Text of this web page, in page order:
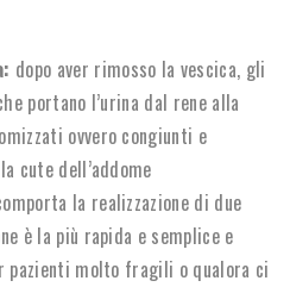
dopo aver rimosso la vescica, gli
portano l’urina dal rene alla
ovvero congiunti e
cute dell’addome
la realizzazione di due
è la più rapida e semplice e
pazienti molto fragili o qualora ci